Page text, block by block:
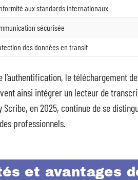
aux standards internationaux
sécurisée
des données en transit
l’authentification, le téléchargement
ainsi intégrer un lecteur de
Scribe, en 2025, continue de se
professionnels.
et avantages